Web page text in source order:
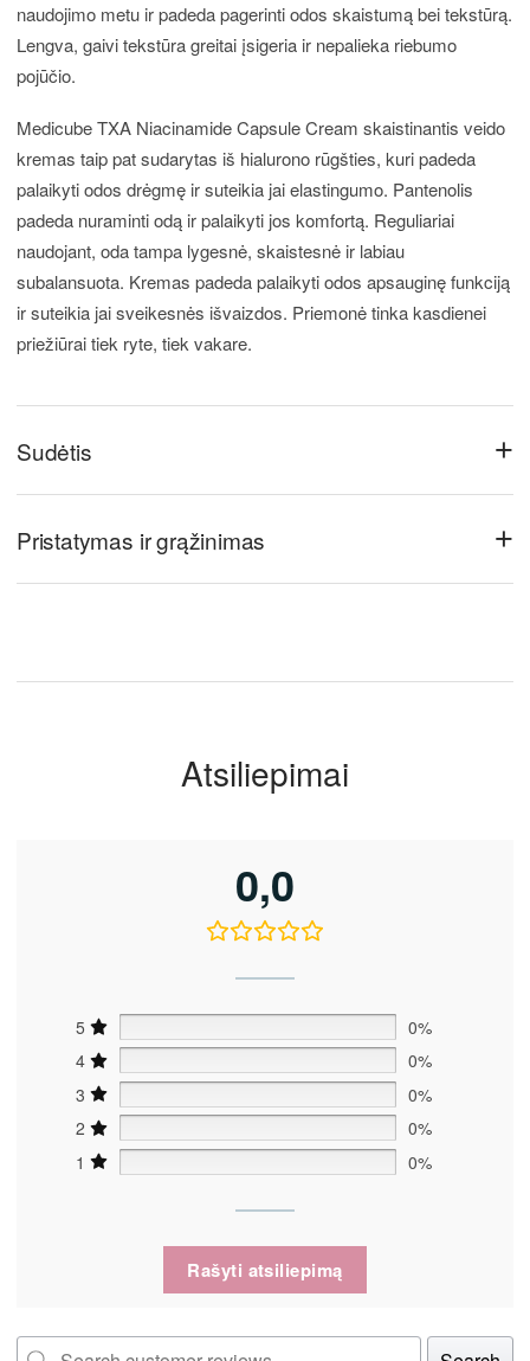
naudojimo metu ir padeda pagerinti odos skaistumą bei tekstūrą.
Lengva, gaivi tekstūra greitai įsigeria ir nepalieka riebumo
pojūčio.
Medicube TXA Niacinamide Capsule Cream skaistinantis veido
kremas taip pat sudarytas iš hialurono rūgšties, kuri padeda
palaikyti odos drėgmę ir suteikia jai elastingumo. Pantenolis
padeda nuraminti odą ir palaikyti jos komfortą. Reguliariai
naudojant, oda tampa lygesnė, skaistesnė ir labiau
subalansuota. Kremas padeda palaikyti odos apsauginę funkciją
ir suteikia jai sveikesnės išvaizdos. Priemonė tinka kasdienei
priežiūrai tiek ryte, tiek vakare.
Sudėtis +
Pristatymas ir grąžinimas +
Atsiliepimai
0,0
5
0%
4
0%
3
0%
2
0%
1
0%
Rašyti atsiliepimą